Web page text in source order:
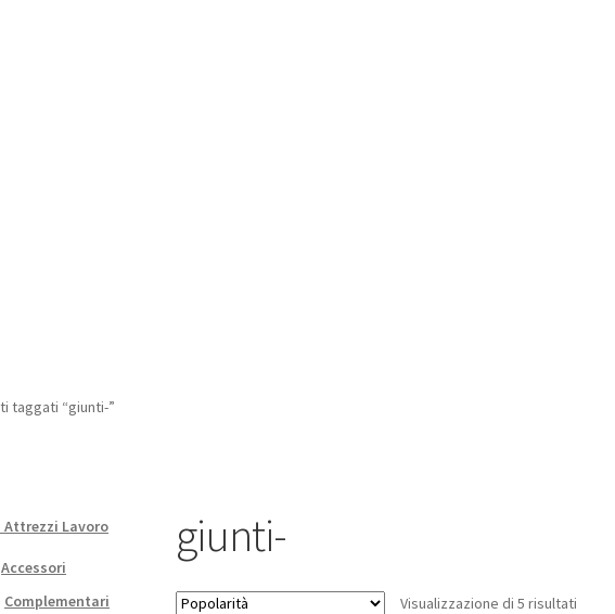
taggati “giunti-”
giunti-
Visualizzazione di 5 risultati
Attrezzi Lavoro
Accessori
Complementari